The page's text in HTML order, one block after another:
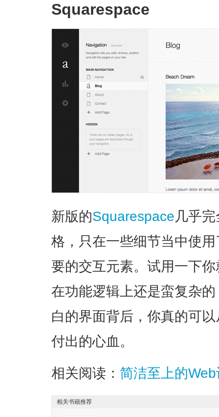
Squarespace
新版的Squarespace几乎
格，只在一些细节当中使
要的交互元素。试用一下
在功能逻辑上还是蛮复杂
白的界面背后，你真的可
付出的心血。
相关阅读： 简洁至上的
相关书籍推荐